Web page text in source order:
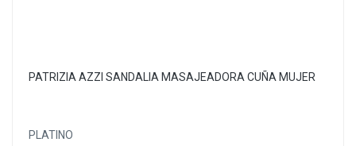
PATRIZIA AZZI SANDALIA MASAJEADORA CUÑA MUJER
PLATINO